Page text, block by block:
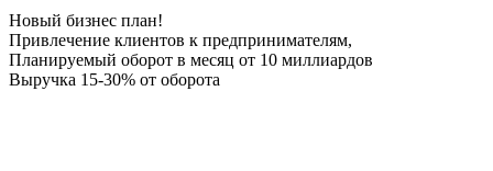
Новый бизнес план!
Привлечение клиентов к предпринимателям,
Планируемый оборот в месяц от 10 миллиардов
Выручка 15-30% от оборота